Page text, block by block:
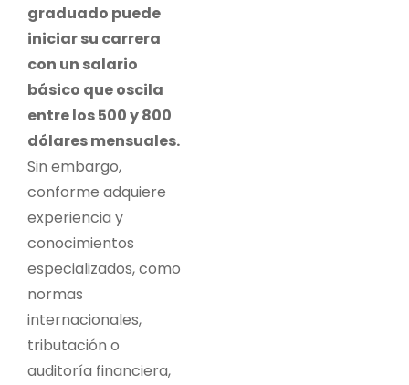
graduado puede
iniciar su carrera
con un salario
básico que oscila
entre los 500 y 800
dólares mensuales.
Sin embargo,
conforme adquiere
experiencia y
conocimientos
especializados, como
normas
internacionales,
tributación o
auditoría financiera,